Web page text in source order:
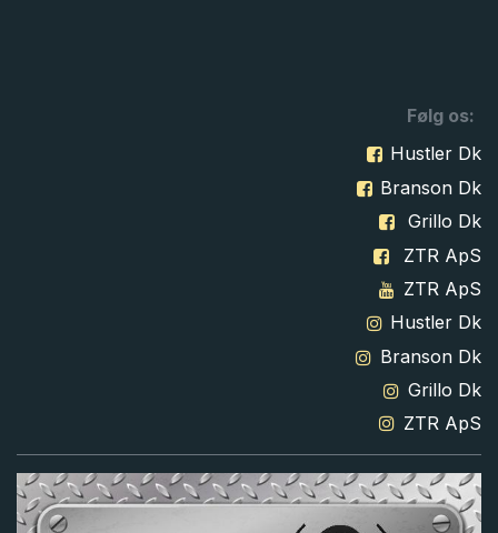
Følg os:
Hustler Dk
Branson Dk
Grillo Dk
ZTR ApS
ZTR ApS
Hustler Dk
Branson Dk
Grillo Dk
ZTR ApS